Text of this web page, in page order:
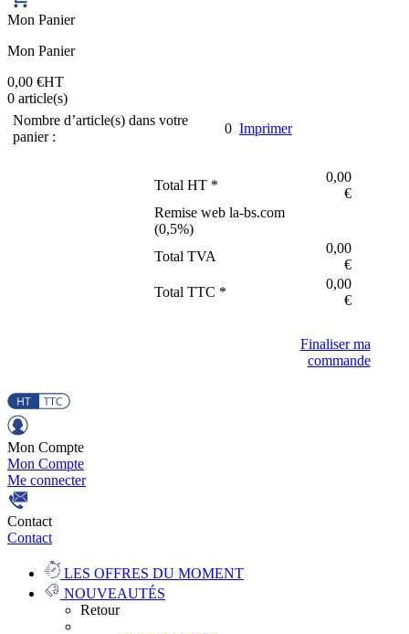
Mon Panier
Mon Panier
0,00 €HT
0 article(s)
Nombre d’article(s) dans votre
panier :
0 Imprimer
Total HT *
0,00
€
Remise web la-bs.com
(0,5%)
Total TVA
0,00
€
Total TTC *
0,00
€
Finaliser ma
commande
Mon Compte
Mon Compte
Me connecter
Contact
Contact
LES OFFRES DU MOMENT
NOUVEAUTÉS
Retour